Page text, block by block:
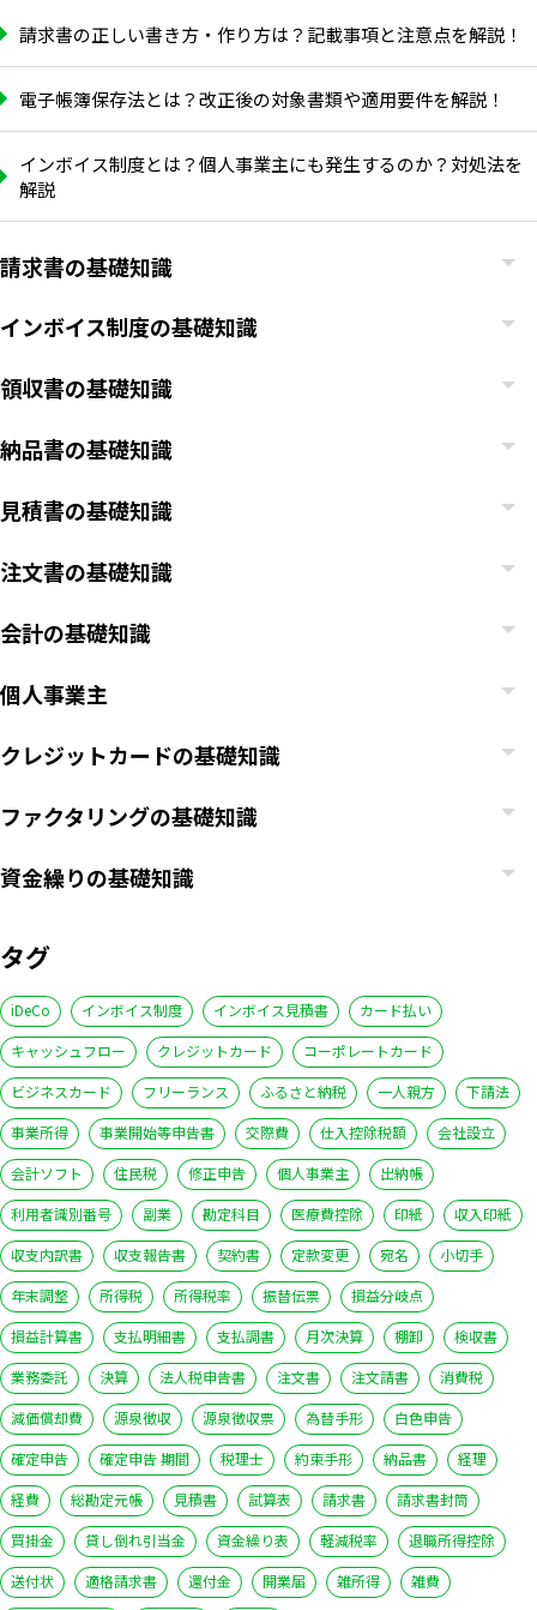
請求書の正しい書き方・作り方は？記載事項と注意点を解説！
電子帳簿保存法とは？改正後の対象書類や適用要件を解説！
インボイス制度とは？個人事業主にも発生するのか？対処法を
解説
請求書の基礎知識
インボイス制度の基礎知識
領収書の基礎知識
納品書の基礎知識
見積書の基礎知識
注文書の基礎知識
会計の基礎知識
個人事業主
クレジットカードの基礎知識
ファクタリングの基礎知識
資金繰りの基礎知識
タグ
iDeCo インボイス制度 インボイス見積書
カード払い
キャッシュフロー
クレジットカード
コーポレートカード
ビジネスカード
フリーランス ふるさと納税 一人親方
下請法
事業所得
事業開始等申告書 交際費 仕入控除税額
会社設立
会計ソフト
住民税 修正申告 個人事業主
出納帳
利用者識別番号
副業 勘定科目 医療費控除 印紙
収入印紙
収支内訳書
収支報告書 契約書 定款変更 宛名
小切手
年末調整
所得税 所得税率 振替伝票
損益分岐点
損益計算書
支払明細書 支払調書 月次決算 棚卸
検収書
業務委託
決算 法人税申告書 注文書 注文請書
消費税
減価償却費
源泉徴収 源泉徴収票 為替手形
白色申告
確定申告
確定申告 期間 税理士 約束手形 納品書
経理
経費
総勘定元帳 見積書 試算表 請求書
請求書封筒
買掛金
貸し倒れ引当金 資金繰り表 軽減税率
退職所得控除
送付状
適格請求書 還付金 開業届 雑所得
雑費